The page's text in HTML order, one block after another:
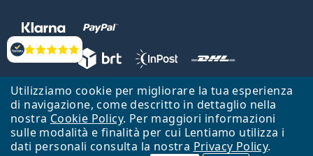
Utilizziamo cookie per migliorare la tua esperienza
di navigazione, come descritto in dettaglio nella
nostra Cookie Policy. Per maggiori informazioni
sulle modalità e finalità per cui Lentiamo utilizza i
dati personali consulta la nostra Privacy Policy.
Valutazione
Lentiamo s.r.o., Vídeňská 12, 37833 Nová Bystřice, Repubblica Ceca.
Partita IVA: CZ26104784
Torna alla Home Page Vai all'inizio